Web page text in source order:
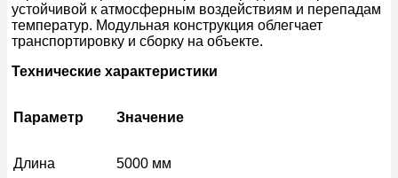
устойчивой к атмосферным воздействиям и перепадам
температур. Модульная конструкция облегчает
транспортировку и сборку на объекте.
Технические характеристики
Параметр Значение
Длина 5000 мм